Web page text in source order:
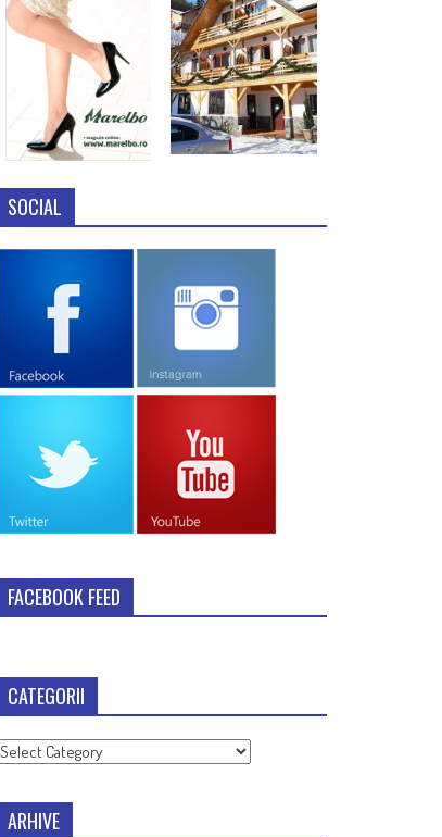
SOCIAL
FACEBOOK FEED
CATEGORII
Categorii
ARHIVE